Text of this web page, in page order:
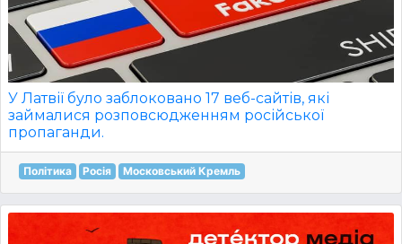
У Латвії було заблоковано 17 веб-сайтів, які
займалися розповсюдженням російської
пропаганди.
Політика Росія Московський Кремль